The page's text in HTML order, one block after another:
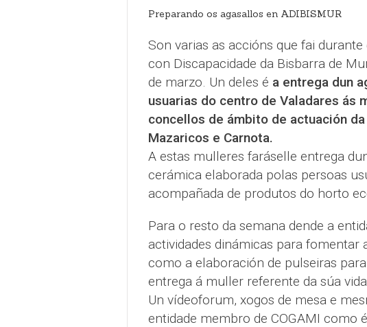
Preparando os agasallos en ADIBISMUR
Son varias as accións que fai
con Discapacidade da Bisbarra de
de marzo. Un deles é a entrega dun
usuarias do centro de Valadares ás
concellos de ámbito de actuación
Mazaricos e Carnota.
A estas mulleres faráselle entrega
cerámica elaborada polas persoas
acompañada de produtos do horto
Para o resto da semana dende a
actividades dinámicas para
como a elaboración de pulseiras
entrega á muller referente da súa
Un vídeoforum, xogos de mesa e
entidade membro de COGAMI como